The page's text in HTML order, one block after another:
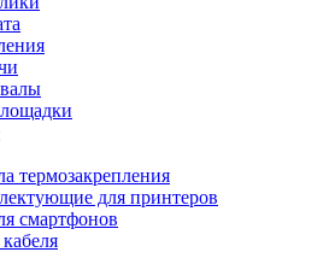
термозакрепления
для принтеров
смартфонов